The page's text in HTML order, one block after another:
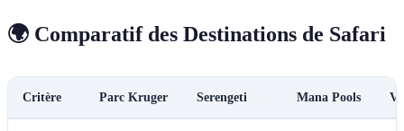
🌍 Comparatif des Destinations de Safari
Critère Parc Kruger Serengeti Mana Pools